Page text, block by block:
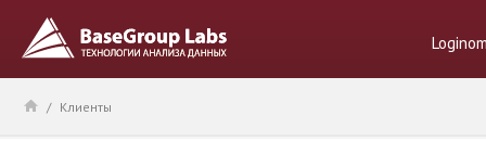
/ Клиенты